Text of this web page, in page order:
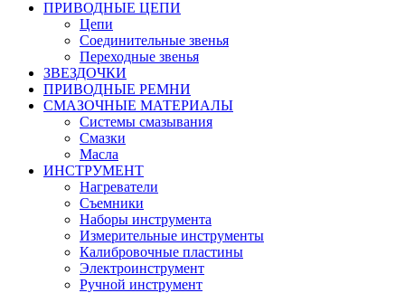
ПРИВОДНЫЕ ЦЕПИ
Цепи
Соединительные звенья
Переходные звенья
ЗВЕЗДОЧКИ
ПРИВОДНЫЕ РЕМНИ
СМАЗОЧНЫЕ МАТЕРИАЛЫ
Системы смазывания
Смазки
Масла
ИНСТРУМЕНТ
Нагреватели
Съемники
Наборы инструмента
Измерительные инструменты
Калибровочные пластины
Электроинструмент
Ручной инструмент